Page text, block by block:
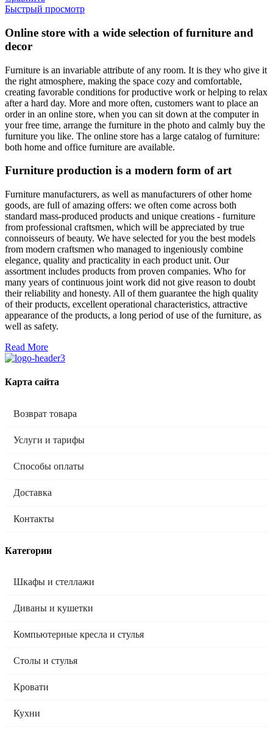
Быстрый просмотр
Online store with a wide selection of furniture and
decor
Furniture is an invariable attribute of any room. It is they who give it
the right atmosphere, making the space cozy and comfortable,
creating favorable conditions for productive work or helping to relax
after a hard day. More and more often, customers want to place an
order in an online store, when you can sit down at the computer in
your free time, arrange the furniture in the photo and calmly buy the
furniture you like. The online store has a large catalog of furniture:
both home and office furniture are available.
Furniture production is a modern form of art
Furniture manufacturers, as well as manufacturers of other home
goods, are full of amazing offers: we often come across both
standard mass-produced products and unique creations - furniture
from professional craftsmen, which will be appreciated by true
connoisseurs of beauty. We have selected for you the best models
from modern craftsmen who managed to ingeniously combine
elegance, quality and practicality in each product unit. Our
assortment includes products from proven companies. Who for
many years of continuous joint work did not give reason to doubt
their reliability and honesty. All of them guarantee the high quality
of their products, excellent operational characteristics, attractive
appearance of the products, a long period of use of the furniture, as
well as safety.
Read More
Карта сайта
Возврат товара
Услуги и тарифы
Способы оплаты
Доставка
Контакты
Категории
Шкафы и стеллажи
Диваны и кушетки
Компьютерные кресла и стулья
Столы и стулья
Кровати
Кухни